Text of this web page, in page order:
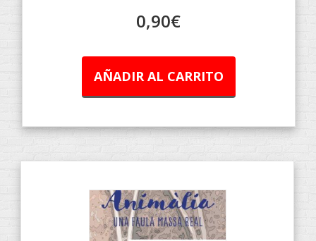
0,90€
AÑADIR AL CARRITO